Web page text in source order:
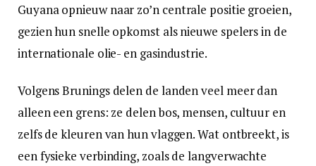
Guyana opnieuw naar zo’n centrale positie groeien,
gezien hun snelle opkomst als nieuwe spelers in de
internationale olie- en gasindustrie.
Volgens Brunings delen de landen veel meer dan
alleen een grens: ze delen bos, mensen, cultuur en
zelfs de kleuren van hun vlaggen. Wat ontbreekt, is
een fysieke verbinding, zoals de langverwachte